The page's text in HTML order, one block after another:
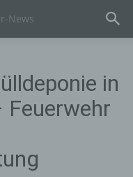
in
Feuerwehr